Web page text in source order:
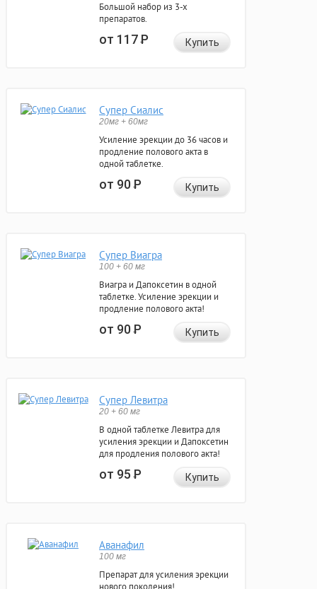
Большой набор из 3-х
препаратов.
от 117Р Купить
Супер Сиалис
20мг + 60мг
Усиление эрекции до 36 часов и
продление полового акта в
одной таблетке.
от 90Р Купить
Супер Виагра
100 + 60 мг
Виагра и Дапоксетин в одной
таблетке. Усиление эрекции и
продление полового акта!
от 90Р Купить
Супер Левитра
20 + 60 мг
В одной таблетке Левитра для
усиления эрекции и Дапоксетин
для продления полового акта!
от 95Р Купить
Аванафил
100 мг
Препарат для усиления эрекции